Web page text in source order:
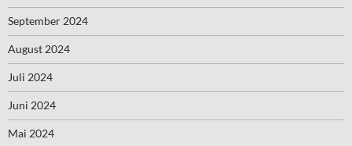
September 2024
August 2024
Juli 2024
Juni 2024
Mai 2024